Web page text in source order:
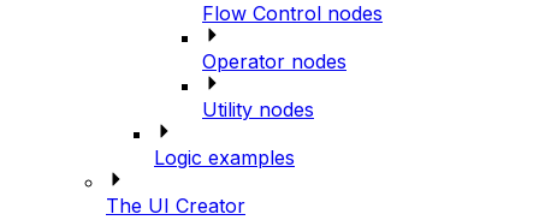
Flow Control nodes
Operator nodes
Utility nodes
Logic examples
The UI Creator